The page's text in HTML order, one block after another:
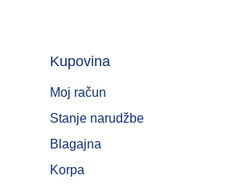
Kupovina
Moj račun
Stanje narudžbe
Blagajna
Korpa